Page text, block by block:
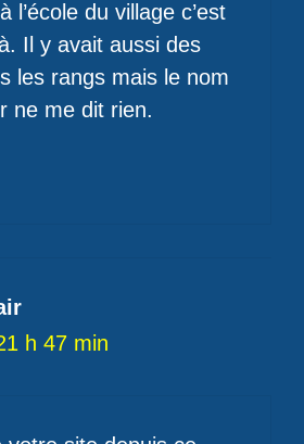
l’école du village c’est
Il y avait aussi des
les rangs mais le nom
ne me dit rien.
h 47 min